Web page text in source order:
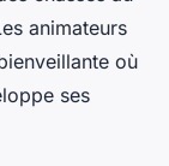
animateurs
où
ses